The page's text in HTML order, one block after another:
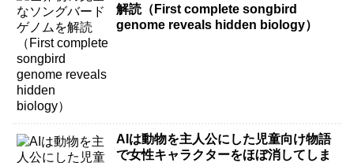
解読（First complete songbird
genome reveals hidden biology）
AIは動物を主人公にした児童向け物語
で女性キャラクターをほぼ消してしま